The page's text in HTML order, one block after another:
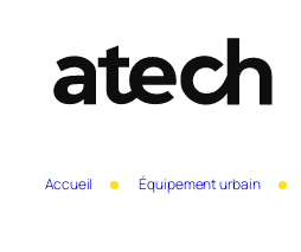
contenu
Accueil Équipement urbain